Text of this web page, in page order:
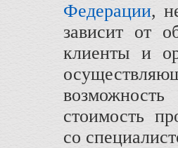
Федерации,
зависит от
клиенты и
стоимость
со